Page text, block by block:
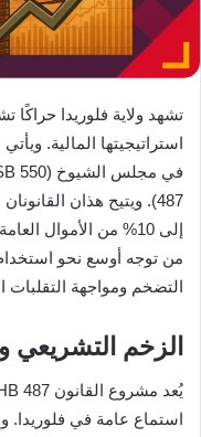
تشهد ولاية فلوريدا حراكًا
487). ويتيح هذان
إلى 10% من الأموال
من توجه أوسع نحو
التضخم ومواجهة التقلبات
الزخم التشريعي
استماع عامة في فلوريدا.